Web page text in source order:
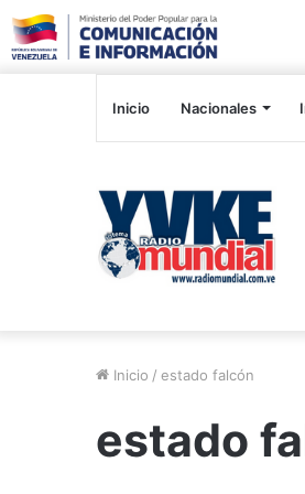
Inicio Nacionales
Inicio / estado falcón
estado